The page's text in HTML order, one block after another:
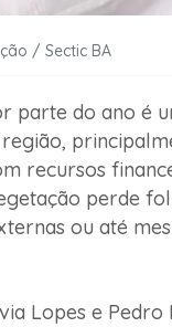
/ Sectic BA
parte do ano é
recursos
perde
ou até
Lopes e Pedro